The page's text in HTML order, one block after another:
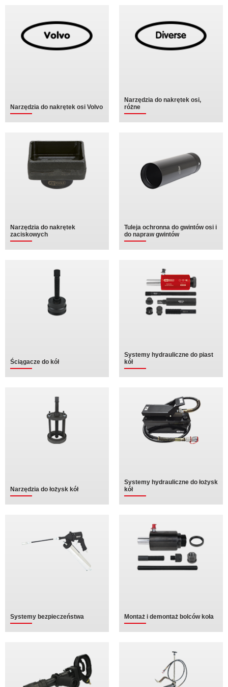
Narzędzia do nakrętek osi Volvo
Narzędzia do nakrętek osi,
różne
Narzędzia do nakrętek
zaciskowych
Tuleja ochronna do gwintów osi i
do napraw gwintów
Ściągacze do kół
Systemy hydrauliczne do piast
kół
Narzędzia do łożysk kół
Systemy hydrauliczne do łożysk
kół
Systemy bezpieczeństwa Montaż i demontaż bolców koła